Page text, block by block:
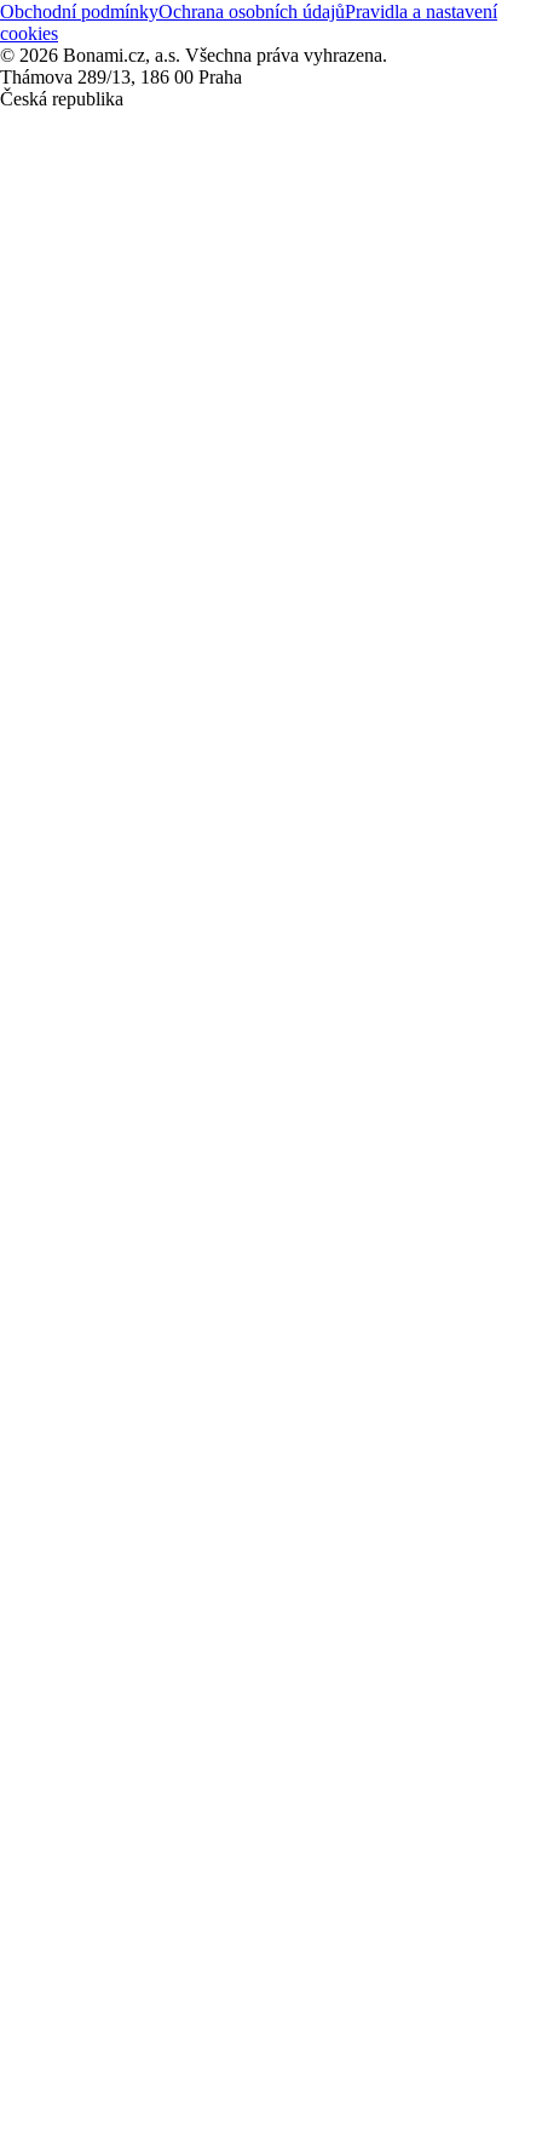
Obchodní podmínkyOchrana osobních údajůPravidla a nastavení
cookies
© 2026 Bonami.cz, a.s. Všechna práva vyhrazena.
Thámova 289/13, 186 00 Praha
Česká republika